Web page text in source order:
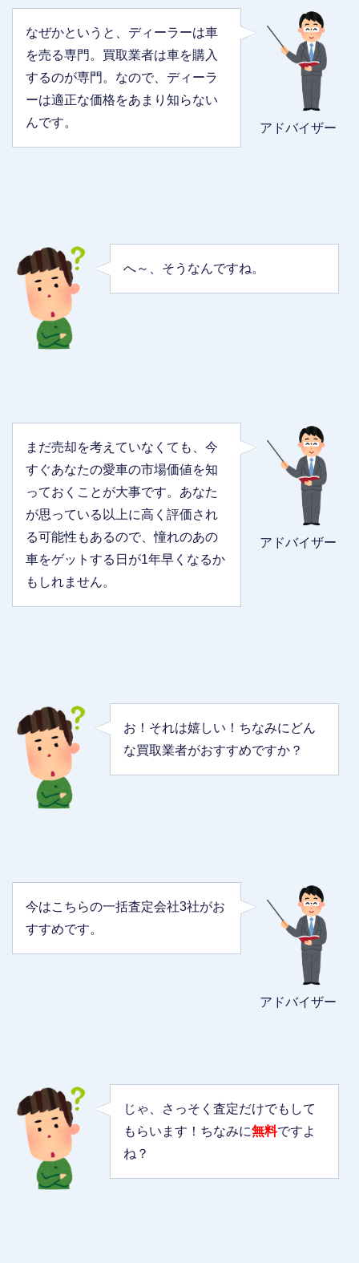
アドバイザー
なぜかというと、ディーラーは車
を売る専門。買取業者は車を購入
するのが専門。なので、ディーラ
ーは適正な価格をあまり知らない
んです。
へ～、そうなんですね。
アドバイザー
まだ売却を考えていなくても、今
すぐあなたの愛車の市場価値を知
っておくことが大事です。あなた
が思っている以上に高く評価され
る可能性もあるので、憧れのあの
車をゲットする日が1年早くなるか
もしれません。
お！それは嬉しい！ちなみにどん
な買取業者がおすすめですか？
アドバイザー
今はこちらの一括査定会社3社がお
すすめです。
じゃ、さっそく査定だけでもして
もらいます！ちなみに無料ですよ
ね？